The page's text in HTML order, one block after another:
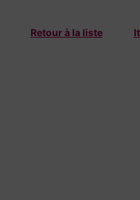
Retour à la liste